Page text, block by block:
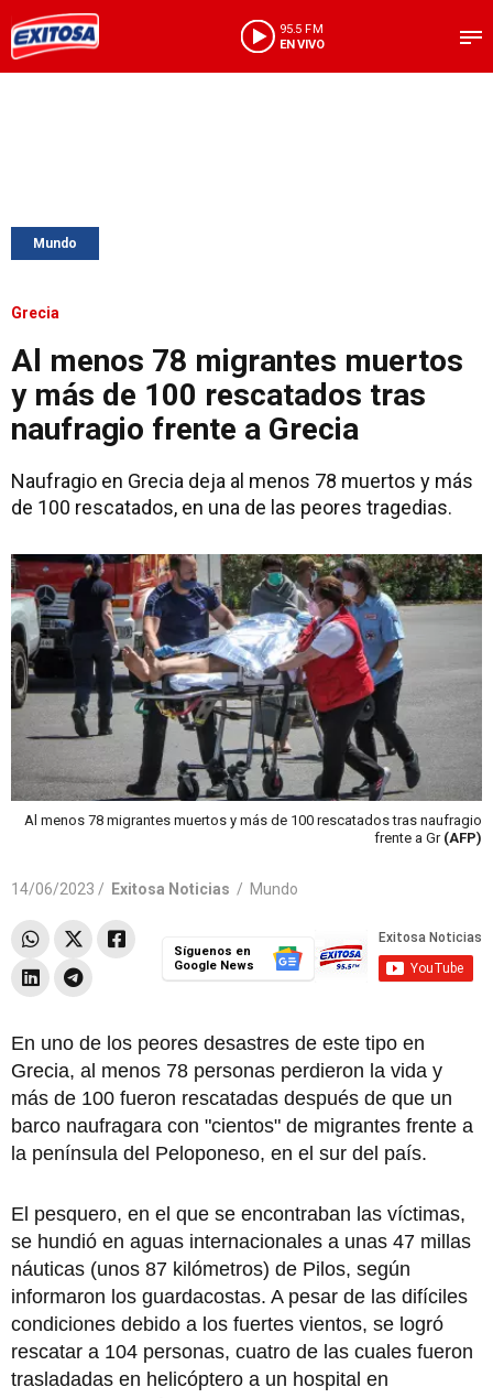
95.5 FM
EN VIVO
Mundo
Grecia
Al menos 78 migrantes muertos
y más de 100 rescatados tras
naufragio frente a Grecia
Naufragio en Grecia deja al menos 78 muertos y más
de 100 rescatados, en una de las peores tragedias.
Al menos 78 migrantes muertos y más de 100 rescatados tras naufragio
frente a Gr (AFP)
14/06/2023 / Exitosa Noticias / Mundo
Síguenos en
Google News
En uno de los peores desastres de este tipo en
Grecia, al menos 78 personas perdieron la vida y
más de 100 fueron rescatadas después de que un
barco naufragara con "cientos" de migrantes frente a
la península del Peloponeso, en el sur del país.
El pesquero, en el que se encontraban las víctimas,
se hundió en aguas internacionales a unas 47 millas
náuticas (unos 87 kilómetros) de Pilos, según
informaron los guardacostas. A pesar de las difíciles
condiciones debido a los fuertes vientos, se logró
rescatar a 104 personas, cuatro de las cuales fueron
trasladadas en helicóptero a un hospital en